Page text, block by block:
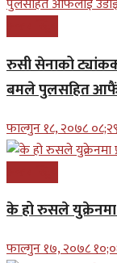
रुसी सेनाको
बमले पुलसहित
फाल्गुन १८, २०७८
के हो रुसले युक्रेनमा
फाल्गुन १७, २०७८